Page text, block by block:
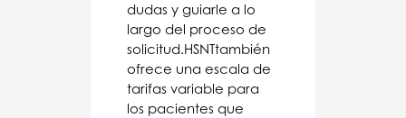
dudas y guiarle a lo
largo del proceso de
solicitud.HSNTtambién
ofrece una escala de
tarifas variable para
los pacientes que